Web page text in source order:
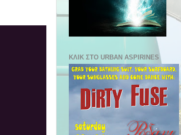
ΚΛΙΚ ΣΤΟ URBAN ASPIRINES